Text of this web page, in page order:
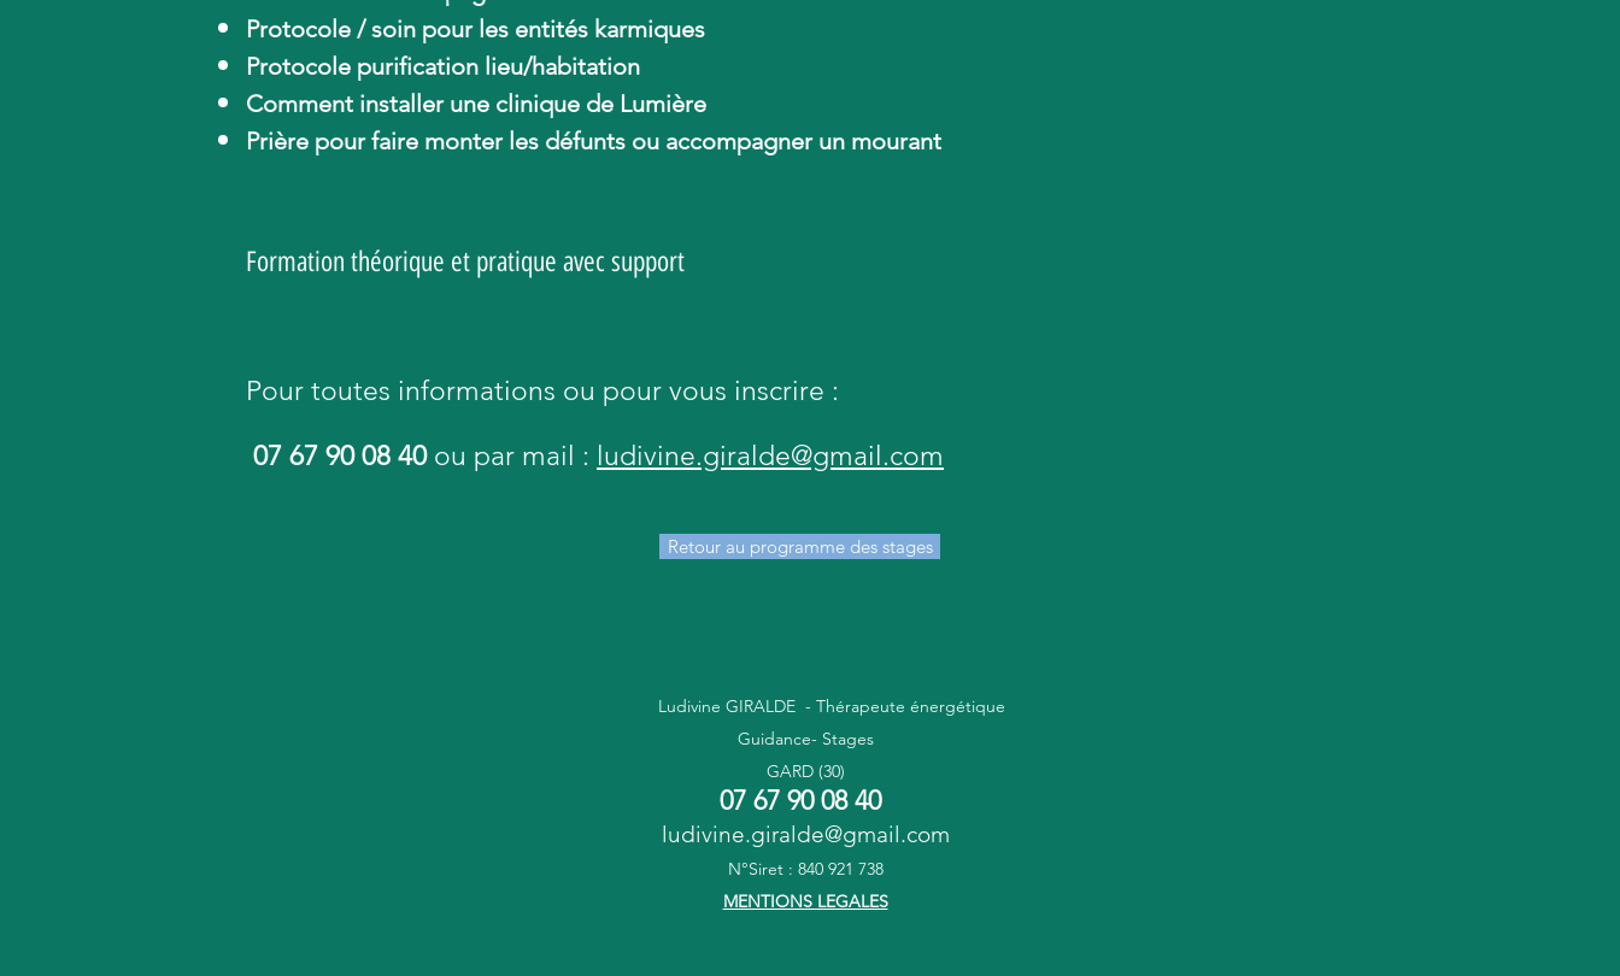
Protocole / soin pour les entités karmiques
Protocole purification lieu/habitation
Comment installer une clinique de Lumière
Prière pour faire monter les défunts ou accompagner un mourant
Formation théorique et pratique avec support
Pour toutes informations ou pour vous inscrire :
07 67 90 08 40ou par mail : ludivine.giralde@gmail.com
Retour au programme des stages
Ludivine GIRALDE - Thérapeute énergétique
Guidance- Stages
GARD (30)
07 67 90 08 40
ludivine.giralde@gmail.com
N°Siret : 840 921 738
MENTIONS LEGALES